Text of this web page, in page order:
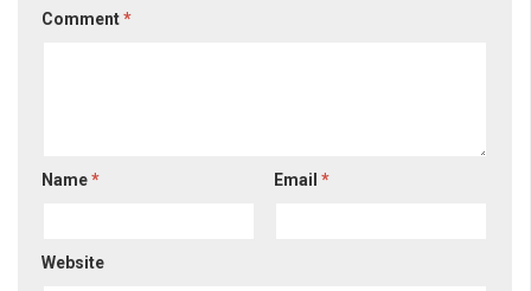
Comment*
Name* Email*
Website